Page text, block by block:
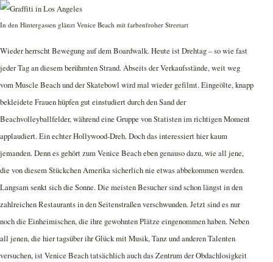
In den Hintergassen glänzt Venice Beach mit farbenfroher Streetart
Wieder herrscht Bewegung auf dem Boardwalk. Heute ist Drehtag – so wie fast
jeder Tag an diesem berühmten Strand. Abseits der Verkaufsstände, weit weg
vom Muscle Beach und der Skatebowl wird mal wieder gefilmt. Eingeölte, knapp
bekleidete Frauen hüpfen gut einstudiert durch den Sand der
Beachvolleyballfelder, während eine Gruppe von Statisten im richtigen Moment
applaudiert. Ein echter Hollywood-Dreh. Doch das interessiert hier kaum
jemanden. Denn es gehört zum Venice Beach eben genauso dazu, wie all jene,
die von diesem Stückchen Amerika sicherlich nie etwas abbekommen werden.
Langsam senkt sich die Sonne. Die meisten Besucher sind schon längst in den
zahlreichen Restaurants in den Seitenstraßen verschwunden. Jetzt sind es nur
noch die Einheimischen, die ihre gewohnten Plätze eingenommen haben. Neben
all jenen, die hier tagsüber ihr Glück mit Musik, Tanz und anderen Talenten
versuchen, ist Venice Beach tatsächlich auch das Zentrum der Obdachlosigkeit